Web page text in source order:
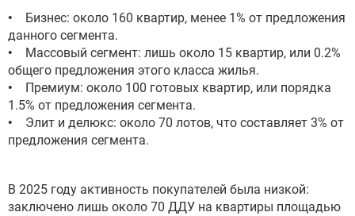
• Бизнес: около 160 квартир, менее 1% от предложения
данного сегмента.
• Массовый сегмент: лишь около 15 квартир, или 0.2%
общего предложения этого класса жилья.
• Премиум: около 100 готовых квартир, или порядка
1.5% от предложения сегмента.
• Элит и делюкс: около 70 лотов, что составляет 3% от
предложения сегмента.
В 2025 году активность покупателей была низкой:
заключено лишь около 70 ДДУ на квартиры площадью